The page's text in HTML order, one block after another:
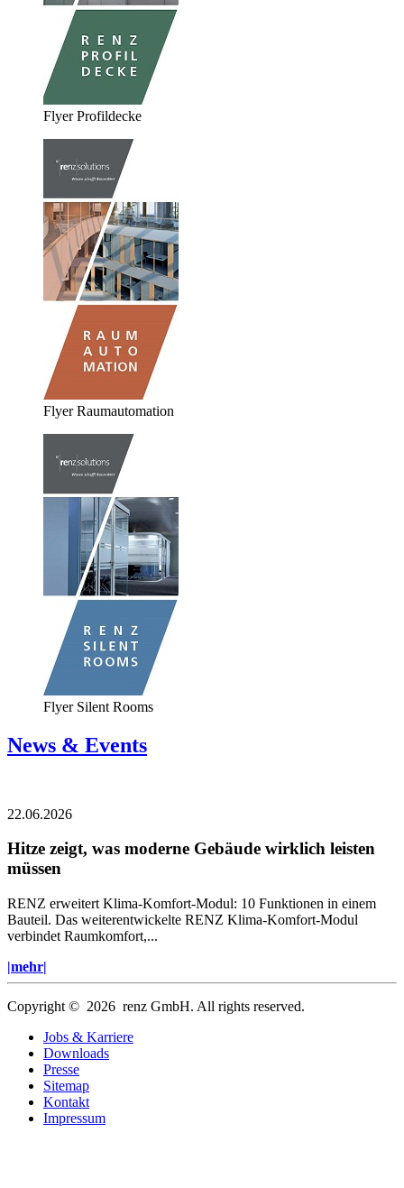
Flyer Profildecke
Flyer Raumautomation
Flyer Silent Rooms
News & Events
22.06.2026
Hitze zeigt, was moderne Gebäude wirklich leisten
müssen
RENZ erweitert Klima-Komfort-Modul: 10 Funktionen in einem
Bauteil. Das weiterentwickelte RENZ Klima-Komfort-Modul
verbindet Raumkomfort,...
|mehr|
Copyright © 2026 renz GmbH. All rights reserved.
Jobs & Karriere
Downloads
Presse
Sitemap
Kontakt
Impressum